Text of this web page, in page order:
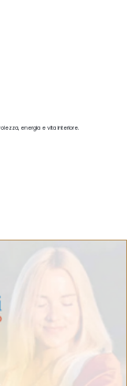
energia e vita interiore.